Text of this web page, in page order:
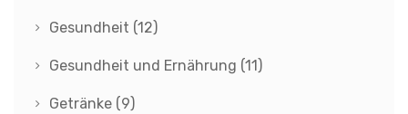
Gesundheit (12)
Gesundheit und Ernährung (11)
Getränke (9)